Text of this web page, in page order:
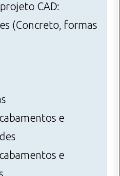
CAD:
(Concreto, formas
e
e